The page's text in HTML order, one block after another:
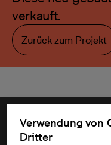
verkauft.
Zurück zum Projekt
Verwendung von
Dritter